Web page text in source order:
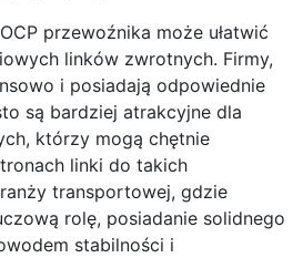
przewoźnika może ułatwić
linków zwrotnych. Firmy,
i posiadają odpowiednie
są bardziej atrakcyjne dla
którzy mogą chętnie
linki do takich
transportowej, gdzie
rolę, posiadanie solidnego
stabilności i